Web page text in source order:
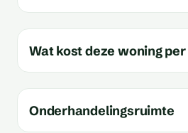
Wat kost deze woning
Onderhandelingsruimte